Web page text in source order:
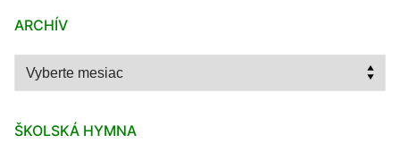
ARCHÍV
Archív
ŠKOLSKÁ HYMNA